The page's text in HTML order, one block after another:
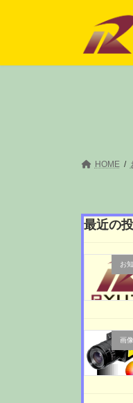
ツ
シ
HOME
最近の
お
画